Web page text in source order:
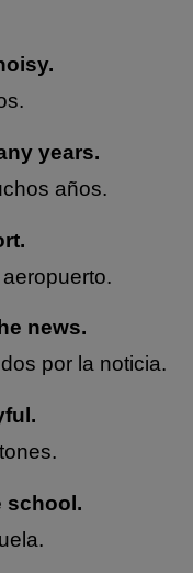
years.
años.
news.
por la noticia.
school.